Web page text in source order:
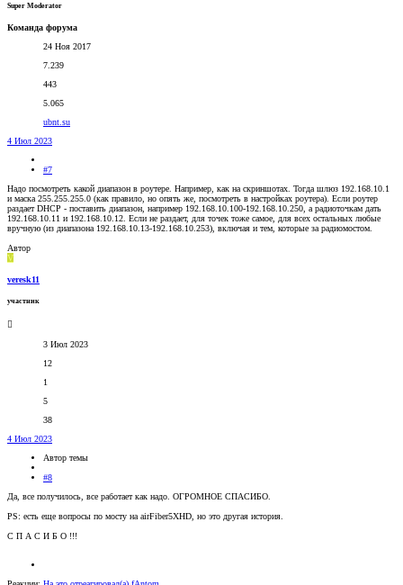
Super Moderator
Команда форума
24 Ноя 2017
7.239
443
5.065
ubnt.su
4 Июл 2023
#7
Надо посмотреть какой диапазон в роутере. Например, как на скриншотах. Тогда шлюз 192.168.10.1
и маска 255.255.255.0 (как правило, но опять же, посмотреть в настройках роутера). Если роутер
раздает DHCP - поставить диапазон, например 192.168.10.100-192.168.10.250, а радиоточкам дать
192.168.10.11 и 192.168.10.12. Если не раздает, для точек тоже самое, для всех остальных любые
вручную (из диапазона 192.168.10.13-192.168.10.253), включая и тем, которые за радиомостом.
Автор
V
veresk11
участник
3 Июл 2023
12
1
5
38
4 Июл 2023
Автор темы
#8
Да, все получилось, все работает как надо. ОГРОМНОЕ СПАСИБО.
PS: есть еще вопросы по мосту на airFiber5XHD, но это другая история.
С П А С И Б О !!!